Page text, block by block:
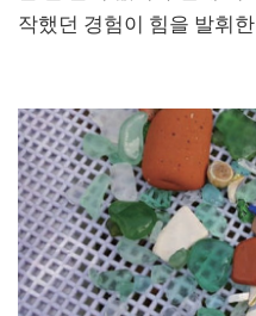
작했던 경험이 힘을 발휘